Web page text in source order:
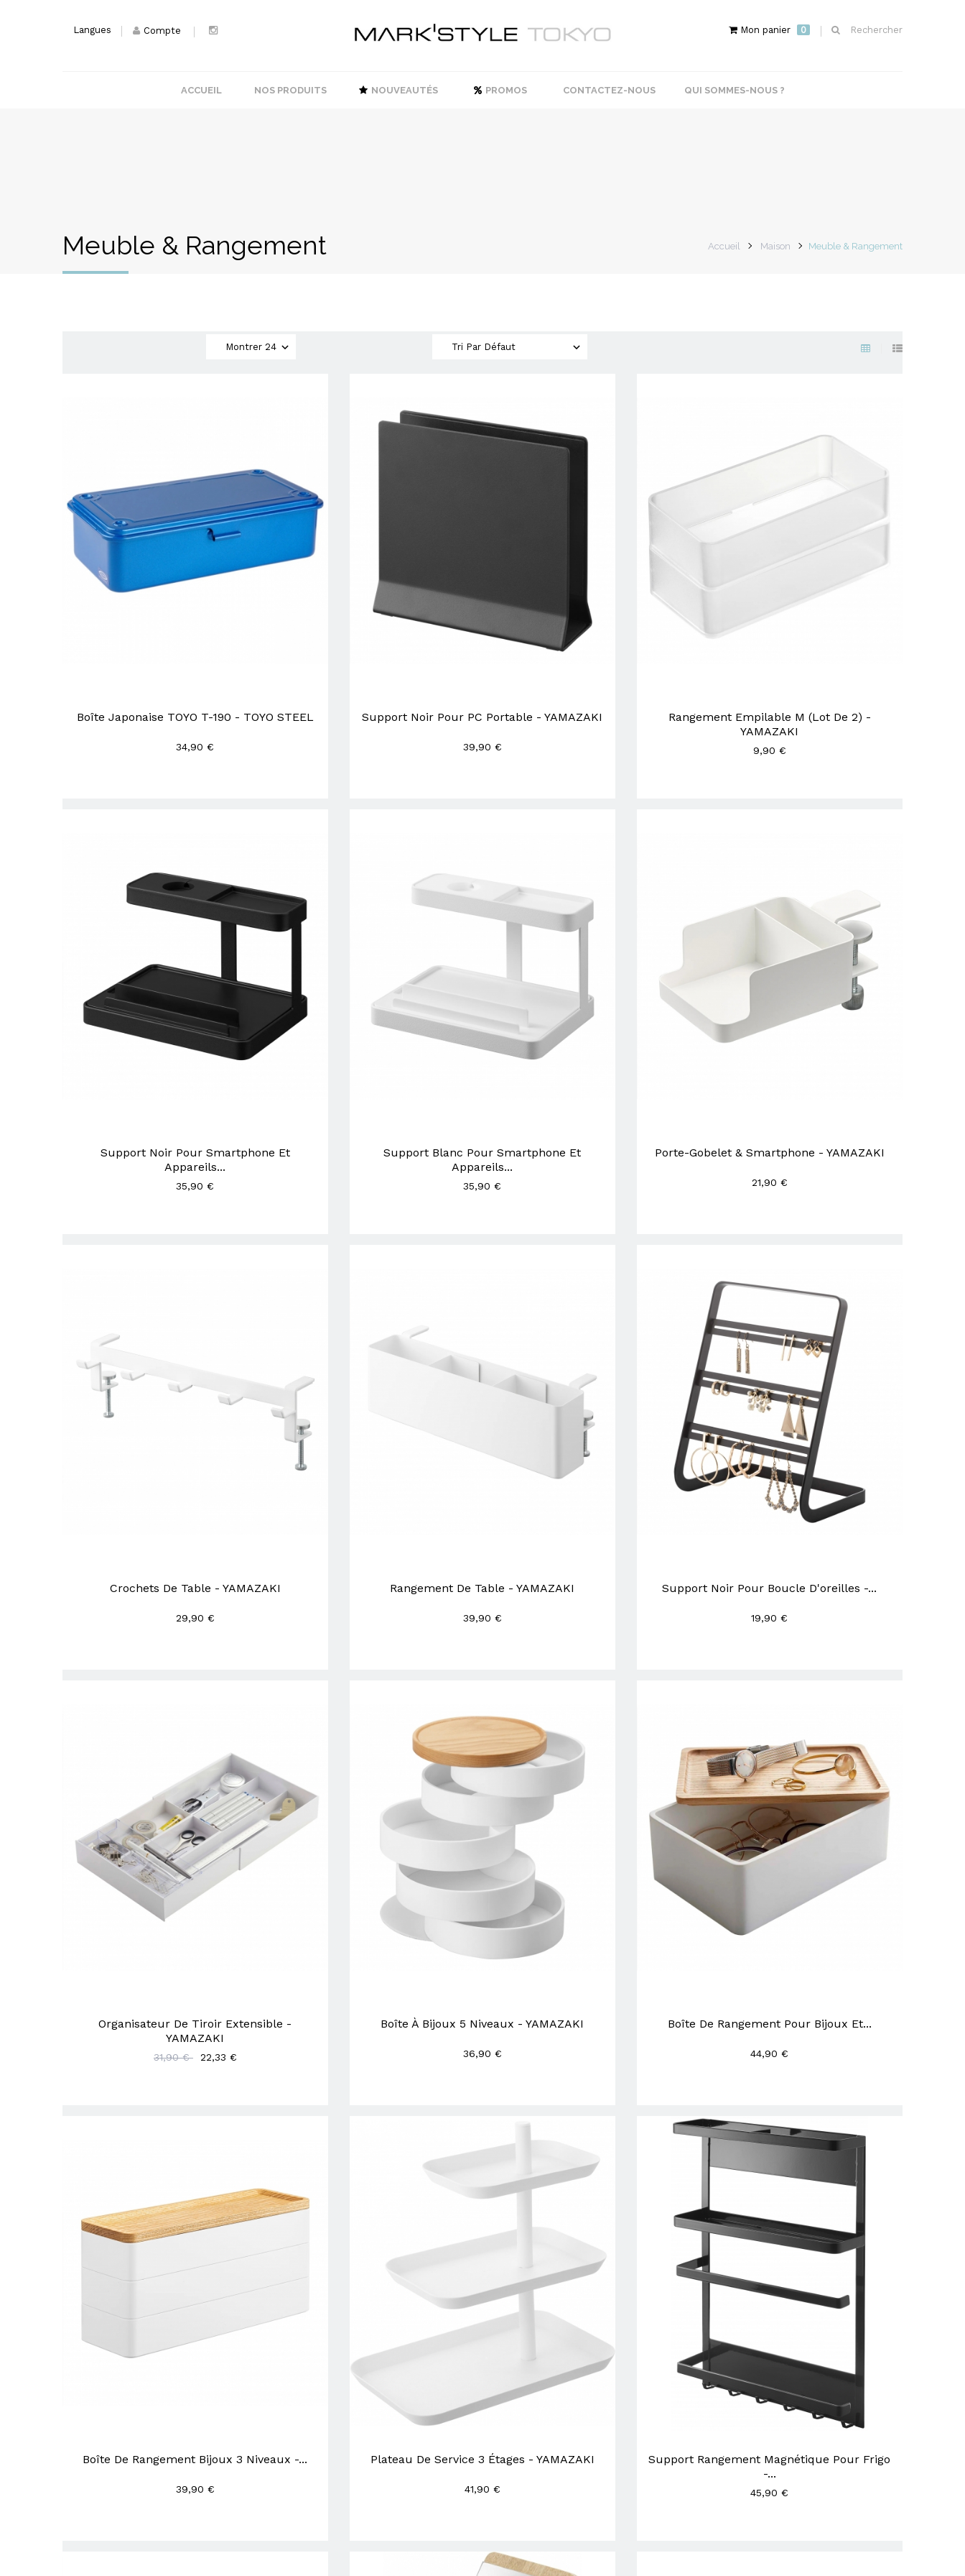
Langues Compte Rechercher
Mon panier 0
ACCUEIL NOS PRODUITS NOUVEAUTÉS PROMOS CONTACTEZ-NOUS QUI SOMMES-NOUS ?
Meuble & Rangement Accueil Maison Meuble & Rangement
Boîte Japonaise TOYO T-190 - TOYO STEEL
34,90 €
Support Noir Pour PC Portable - YAMAZAKI
39,90 €
Rangement Empilable M (Lot De 2) -
YAMAZAKI
9,90 €
Support Noir Pour Smartphone Et
Appareils...
35,90 €
Support Blanc Pour Smartphone Et
Appareils...
35,90 €
Porte-Gobelet & Smartphone - YAMAZAKI
21,90 €
Crochets De Table - YAMAZAKI
29,90 €
Rangement De Table - YAMAZAKI
39,90 €
Support Noir Pour Boucle D'oreilles -...
19,90 €
Organisateur De Tiroir Extensible -
YAMAZAKI
31,90 € 22,33 €
Boîte À Bijoux 5 Niveaux - YAMAZAKI
36,90 €
Boîte De Rangement Pour Bijoux Et...
44,90 €
Boîte De Rangement Bijoux 3 Niveaux -...
39,90 €
Plateau De Service 3 Étages - YAMAZAKI
41,90 €
Support Rangement Magnétique Pour Frigo
-...
45,90 €